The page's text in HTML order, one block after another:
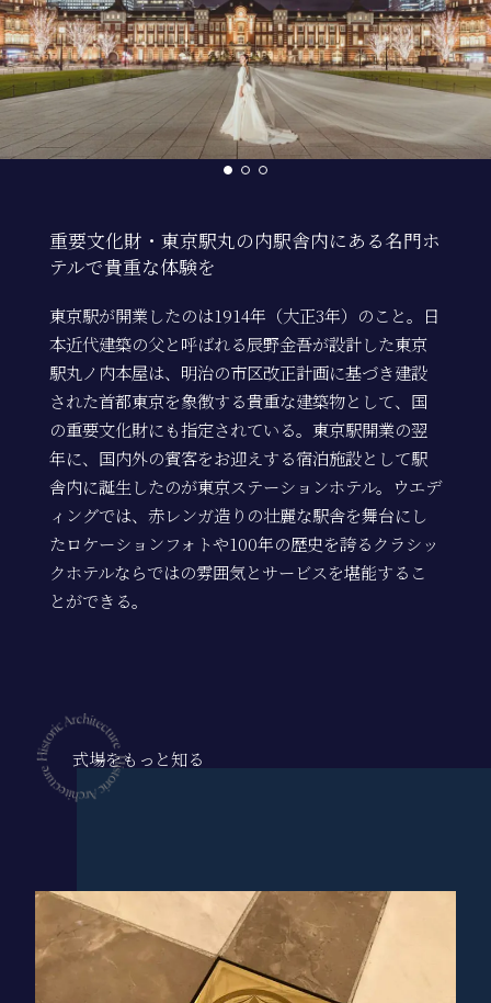
重要文化財・東京駅丸の内駅舎内にある名門ホ
テルで貴重な体験を
東京駅が開業したのは1914年（大正3年）のこと。日
本近代建築の父と呼ばれる辰野金吾が設計した東京
駅丸ノ内本屋は、明治の市区改正計画に基づき建設
された首都東京を象徴する貴重な建築物として、国
の重要文化財にも指定されている。東京駅開業の翌
年に、国内外の賓客をお迎えする宿泊施設として駅
舎内に誕生したのが東京ステーションホテル。ウエデ
ィングでは、赤レンガ造りの壮麗な駅舎を舞台にし
たロケーションフォトや100年の歴史を誇るクラシッ
クホテルならではの雰囲気とサービスを堪能するこ
とができる。
式場をもっと知る